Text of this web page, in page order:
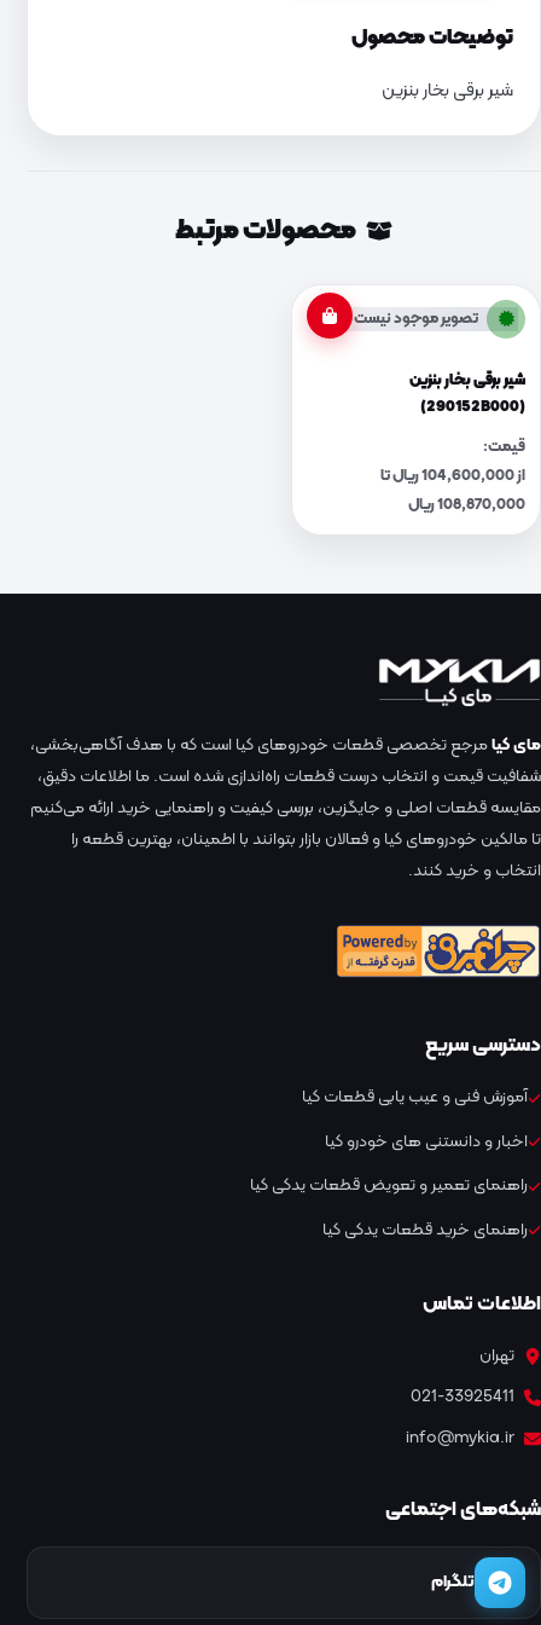
توضیحات محصول
شیر برقی بخار بنزین
محصولات مرتبط
تصویر موجود نیست
شیر برقی بخار بنزین
(290152B000)
قیمت:
از 104,600,000 ریال تا
108,870,000 ریال
مای کیامرجع تخصصی قطعات خودروهای کیا است که با هدف آگاهی‌بخشی،
شفافیت قیمت و انتخاب درست قطعات راه‌اندازی شده است. ما اطلاعات دقیق،
مقایسه قطعات اصلی و جایگزین، بررسی کیفیت و راهنمایی خرید ارائه می‌کنیم
تا مالکین خودروهای کیا و فعالان بازار بتوانند با اطمینان، بهترین قطعه را
انتخاب و خرید کنند.
دسترسی سریع
آموزش فنی و عیب یابی قطعات کیا
اخبار و دانستنی های خودرو کیا
راهنمای تعمیر و تعویض قطعات یدکی کیا
راهنمای خرید قطعات یدکی کیا
اطلاعات تماس
تهران
021-33925411
info@mykia.ir
شبکه‌های اجتماعی
تلگرام